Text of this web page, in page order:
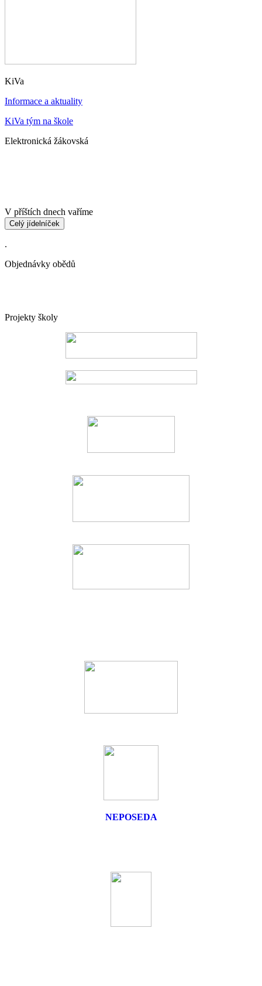
KiVa
Informace a aktuality
KiVa tým na škole
Elektronická žákovská
V příštích dnech vaříme
Celý jídelníček
.
Objednávky obědů
Projekty školy
NEPOSEDA